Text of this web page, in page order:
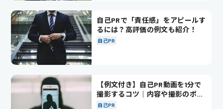
自己PRで「責任感」をアピールす
るには？高評価の例文も紹介！
自己PR
【例文付き】自己PR動画を1分で
撮影するコツ｜内容や撮影のポイ
ントも解説
自己PR